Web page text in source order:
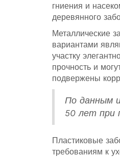
гниения и
деревянного
Металлические
вариантами
участку
прочность и
подвержены
По данным
50 лет при
Пластиковые
требованиям к